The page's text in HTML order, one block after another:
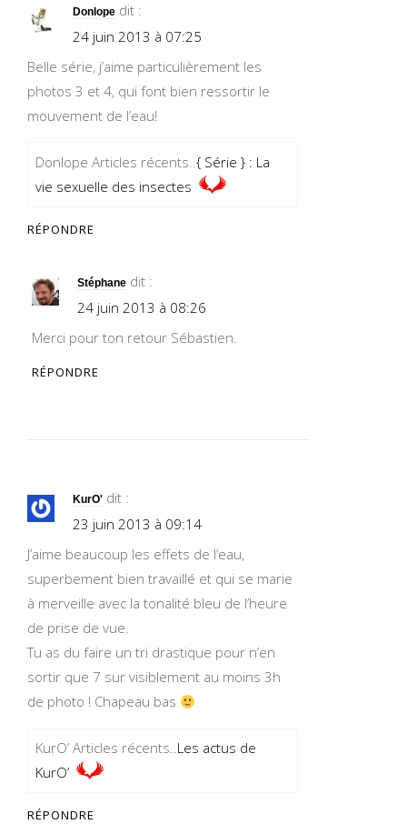
Donlope dit :
24 juin 2013 à 07:25
Belle série, j’aime particulièrement les
photos 3 et 4, qui font bien ressortir le
mouvement de l’eau!
Donlope Articles récents..{ Série } : La
vie sexuelle des insectes
RÉPONDRE
Stéphane dit :
24 juin 2013 à 08:26
Merci pour ton retour Sébastien.
RÉPONDRE
KurO' dit :
23 juin 2013 à 09:14
J’aime beaucoup les effets de l’eau,
superbement bien travaillé et qui se marie
à merveille avec la tonalité bleu de l’heure
de prise de vue.
Tu as du faire un tri drastique pour n’en
sortir que 7 sur visiblement au moins 3h
de photo ! Chapeau bas
KurO’ Articles récents..Les actus de
KurO’
RÉPONDRE